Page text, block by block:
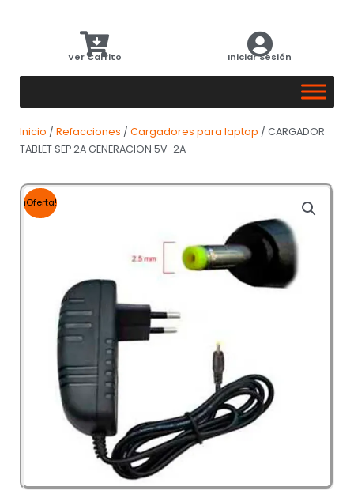
Ver Carrito Iniciar Sesión
Inicio / Refacciones / Cargadores para laptop / CARGADOR
TABLET SEP 2A GENERACION 5V-2A
¡Oferta!